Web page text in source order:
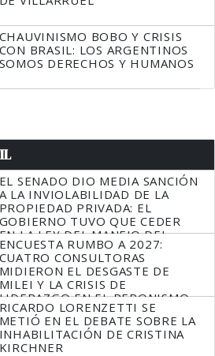
CHAUVINISMO BOBO Y CRISIS
CON BRASIL: LOS ARGENTINOS
SOMOS DERECHOS Y HUMANOS
EL SENADO DIO MEDIA SANCIÓN
A LA INVIOLABILIDAD DE LA
PROPIEDAD PRIVADA: EL
GOBIERNO TUVO QUE CEDER
LA LEY DEL MANEJO DEL
FUEGO
ENCUESTA RUMBO A 2027:
CUATRO CONSULTORAS
MIDIERON EL DESGASTE DE
MILEI Y LA CRISIS DE
EN EL PERONISMO
RICARDO LORENZETTI SE
METIÓ EN EL DEBATE SOBRE LA
INHABILITACIÓN DE CRISTINA
KIRCHNER